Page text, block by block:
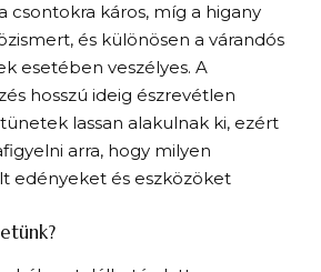
csontokra káros, míg a higany
és különösen a várandós
esetében veszélyes. A
hosszú ideig észrevétlen
lassan alakulnak ki, ezért
arra, hogy milyen
edényeket és eszközöket